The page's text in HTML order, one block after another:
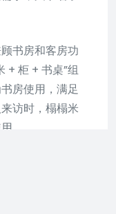
书房和客房功
+ 柜 + 书桌”组
房使用，满足
访时，榻榻米
。